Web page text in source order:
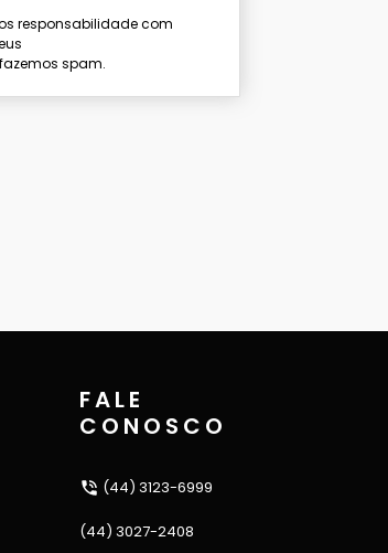
responsabilidade com
spam.
FALE
CONOSCO
(44) 3123-6999
(44) 3027-2408